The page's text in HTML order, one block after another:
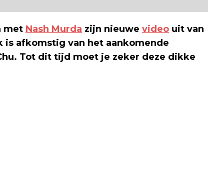
met Nash Murda zijn nieuwe video uit van
is afkomstig van het aankomende
Tot dit tijd moet je zeker deze dikke